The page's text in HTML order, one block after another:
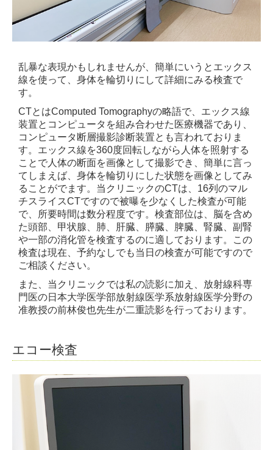
乱暴な表現かもしれませんが、簡単にいうとエックス
線を使って、身体を輪切りにして詳細にみる検査で
す。
CTとはComputed Tomographyの略語で、エックス線
装置とコンピュータを組み合わせた医療機器であり、
コンピュータ断層撮影診断装置とも言われておりま
す。エックス線を360度回転しながら人体を照射する
ことで人体の断面を画像として撮影でき、簡単に言っ
てしまえば、身体を輪切りにした状態を画像としてみ
ることがでます。当クリニックのCTは、16列のマル
チスライスCTですので被曝を少なくした検査が可能
で、所要時間は数分程度です。検査部位は、脳を含め
た頭部、甲状腺、肺、肝臓、膵臓、脾臓、腎臓、副腎
や一部の消化管を検査するのに適しております。この
検査は現在、予約なしでも当日の検査が可能ですので
ご相談ください。
また、当クリニックでは私の読影に加え、放射線科専
門医の日本大学医学部放射線医学系放射線医学分野の
准教授の前林俊也先生が二重読影を行っております。
エコー検査